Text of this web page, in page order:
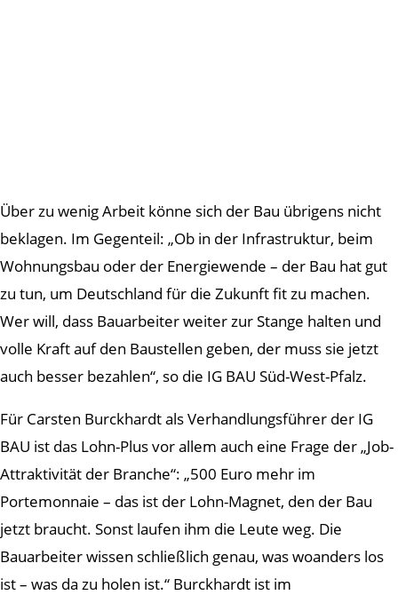
Über zu wenig Arbeit könne sich der Bau übrigens nicht
beklagen. Im Gegenteil: „Ob in der Infrastruktur, beim
Wohnungsbau oder der Energiewende – der Bau hat gut
zu tun, um Deutschland für die Zukunft fit zu machen.
Wer will, dass Bauarbeiter weiter zur Stange halten und
volle Kraft auf den Baustellen geben, der muss sie jetzt
auch besser bezahlen“, so die IG BAU Süd-West-Pfalz.
Für Carsten Burckhardt als Verhandlungsführer der IG
BAU ist das Lohn-Plus vor allem auch eine Frage der „Job-
Attraktivität der Branche“: „500 Euro mehr im
Portemonnaie – das ist der Lohn-Magnet, den der Bau
jetzt braucht. Sonst laufen ihm die Leute weg. Die
Bauarbeiter wissen schließlich genau, was woanders los
ist – was da zu holen ist.“ Burckhardt ist im